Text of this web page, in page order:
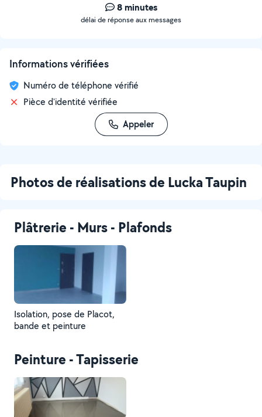
8 minutes
délai de réponse aux messages
Informations vérifiées
Numéro de téléphone vérifié
Pièce d'identité vérifiée
Appeler
Photos de réalisations de Lucka Taupin
Plâtrerie - Murs - Plafonds
Isolation, pose de Placot,
bande et peinture
Peinture - Tapisserie